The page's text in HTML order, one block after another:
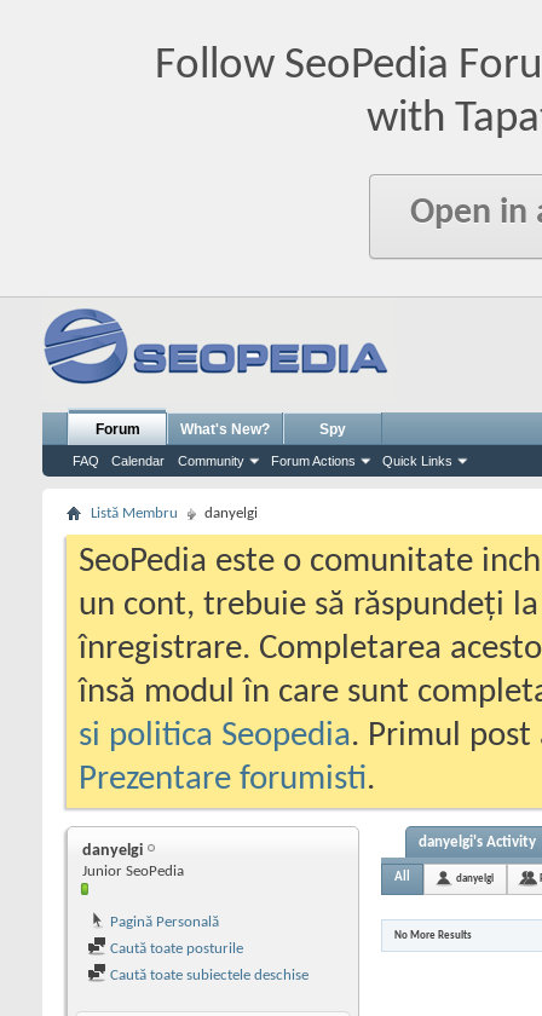
Follow SeoPedia
with
Open in
Forum
FAQ Calendar Community Forum Actions Quick Links
What's New? Spy
Listă Membru danyelgi
SeoPedia este o comunitate
un cont, trebuie să răspundeți
înregistrare. Completarea
însă modul în care sunt
si politica Seopedia. Primul
Prezentare forumisti.
danyelgi
Junior SeoPedia
Pagină Personală
Caută toate posturile
Caută toate subiectele deschise
danyelgi's Activity
All danyelgi
No More Results